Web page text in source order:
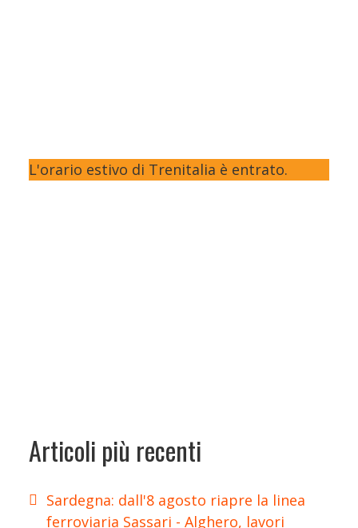
L'orario estivo di Trenitalia è entrato.
Articoli più recenti
Sardegna: dall'8 agosto riapre la linea
ferroviaria Sassari - Alghero, lavori